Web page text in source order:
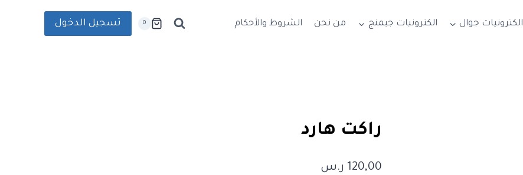
الكترونيات جوال الكترونيات جيمنج من نحن الشروط والأحكام 0 تسجيل الدخول
راكت هارد
120,00 ر.س